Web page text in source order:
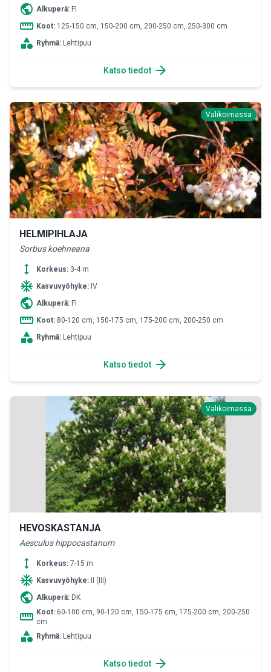
public Alkuperä: FI
straighten Koot: 125-150 cm, 150-200 cm, 200-250 cm, 250-300 cm
category Ryhmä: Lehtipuu
Katso tiedot arrow_forward
Valikoimassa
HELMIPIHLAJA
Sorbus koehneana
height Korkeus: 3-4 m
ac_unit Kasvuvyöhyke: IV
public Alkuperä: FI
straighten Koot: 80-120 cm, 150-175 cm, 175-200 cm, 200-250 cm
category Ryhmä: Lehtipuu
Katso tiedot arrow_forward
Valikoimassa
HEVOSKASTANJA
Aesculus hippocastanum
height Korkeus: 7-15 m
ac_unit Kasvuvyöhyke: II (III)
public Alkuperä: DK
straighten Koot: 60-100 cm, 90-120 cm, 150-175 cm, 175-200 cm, 200-250
cm
category Ryhmä: Lehtipuu
Katso tiedot arrow_forward